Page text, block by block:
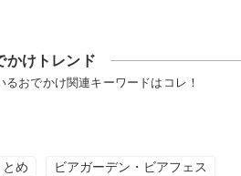
かけトレンド
おでかけ関連キーワードはコレ！
め ビアガーデン・ビアフェス